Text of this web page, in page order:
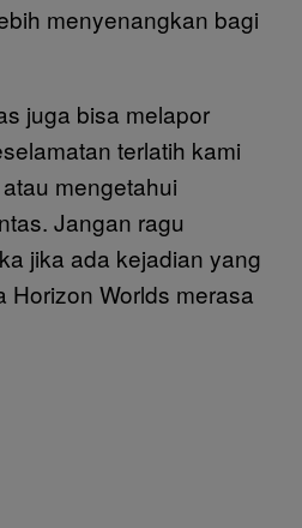
menyenangkan bagi
juga bisa melapor
terlatih kami
mengetahui
Jangan ragu
jika ada kejadian yang
Horizon Worlds merasa